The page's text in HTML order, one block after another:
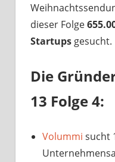
dieser Folge
Startups gesucht.
Die
13 Folge 4:
Volummi sucht